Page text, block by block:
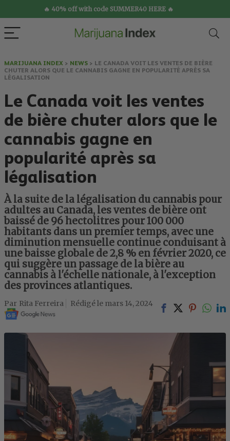
🔥 40% off with code SUMMER40 HERE 🔥
MARIJUANA INDEX > NEWS > LE CANADA VOIT LES VENTES DE BIÈRE
CHUTER ALORS QUE LE CANNABIS GAGNE EN POPULARITÉ APRÈS SA
LÉGALISATION
Le Canada voit les ventes
de bière chuter alors que le
cannabis gagne en
popularité après sa
légalisation
À la suite de la légalisation du cannabis pour
adultes au Canada, les ventes de bière ont
baissé de 96 hectolitres pour 100 000
habitants dans un premier temps, avec une
diminution mensuelle continue conduisant à
une baisse globale de 2,8 % en février 2020, ce
qui suggère un passage de la bière au
cannabis à l'échelle nationale, à l'exception
des provinces atlantiques.
Rita Ferreira mars 14, 2024